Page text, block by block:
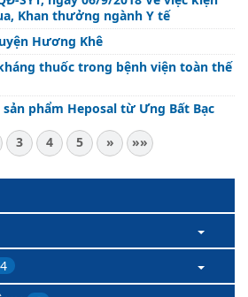
Khan thưởng ngành Y tế
Hương Khê
thuốc trong bệnh viện toàn thế
phẩm Heposal từ Ưng Bất Bạc
3 4 5 » »»
4